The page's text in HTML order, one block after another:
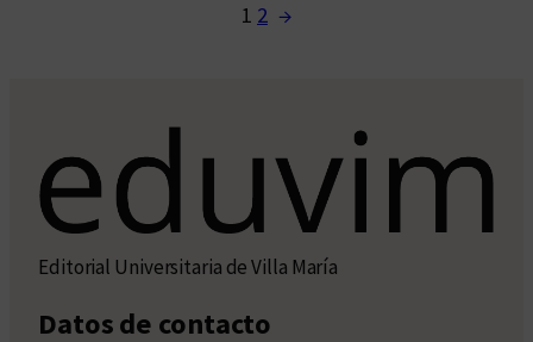
1 2 →
Editorial Universitaria de Villa María
Datos de contacto